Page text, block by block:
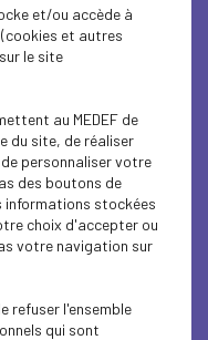
sécurité sociale
et/ou accède à
et autres
le site
au MEDEF de
du site, de réaliser
personnaliser votre
des boutons de
informations stockées
choix d'accepter ou
votre navigation sur
refuser l'ensemble
qui sont